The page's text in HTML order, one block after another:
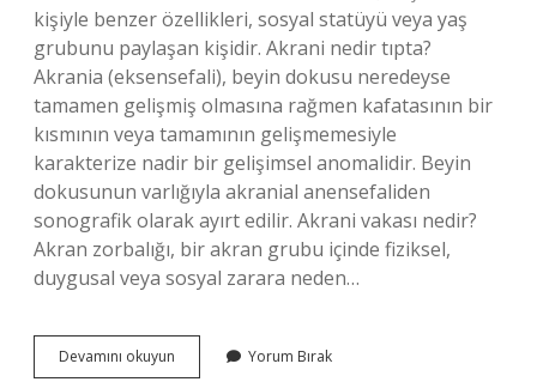
kişiyle benzer özellikleri, sosyal statüyü veya yaş
grubunu paylaşan kişidir. Akrani nedir tıpta?
Akrania (eksensefali), beyin dokusu neredeyse
tamamen gelişmiş olmasına rağmen kafatasının bir
kısmının veya tamamının gelişmemesiyle
karakterize nadir bir gelişimsel anomalidir. Beyin
dokusunun varlığıyla akranial anensefaliden
sonografik olarak ayırt edilir. Akrani vakası nedir?
Akran zorbalığı, bir akran grubu içinde fiziksel,
duygusal veya sosyal zarara neden…
Devamını okuyun
Ne
Yorum Bırak